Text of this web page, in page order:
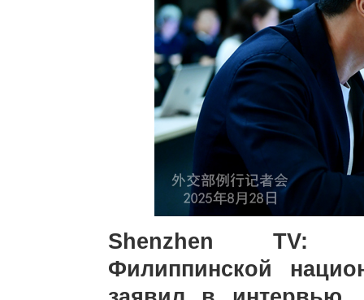
Shenzhen TV:
Филиппинской